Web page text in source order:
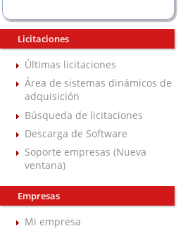
Licitaciones
Últimas licitaciones
Área de sistemas dinámicos de
adquisición
Búsqueda de licitaciones
Descarga de Software
Soporte empresas (Nueva
ventana)
Empresas
Mi empresa